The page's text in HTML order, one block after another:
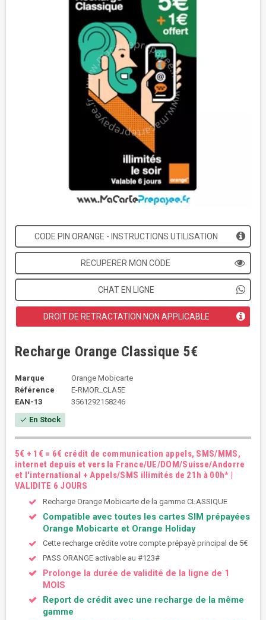
CODE PIN ORANGE - INSTRUCTIONS UTILISATION
RECUPERER MON CODE
CHAT EN LIGNE
DROIT DE RETRACTATION NON APPLICABLE
Recharge Orange Classique 5€
Marque
Orange Mobicarte
Référence
E-RMOR_CLA5E
EAN-13
3561292158246
check En Stock
5€ + 1€ = 6€ crédit de communication appels, SMS/MMS,
internet depuis et vers la France/UE/DOM/Suisse/Andorre
et l'international + Appels/SMS illimités de 21h à 00h* |
VALIDITE 6 JOURS
Recharge Orange Mobicarte de la gamme CLASSIQUE
Compatible avec toutes les cartes SIM prépayées
Orange Mobicarte et Orange Holiday
Cette recharge crédite votre compte prépayé principal de 5€
PASS ORANGE activable au #123#
Prolonge la durée de validité de la ligne de 1
MOIS
Report de crédit avec une recharge de la même
gamme